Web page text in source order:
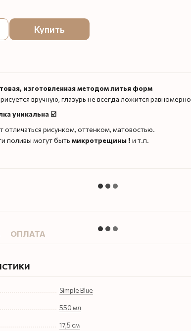
Купить
изготовленная методом литья форм
рисуется вручную, глазурь не всегда ложится равномерно
уникальна ☑️
отличаться рисунком, оттенком, матовостью.
поливы могут быть микротрещины ❗️ и т.п.
ОПЛАТА
Simple Blue
550 мл
17,5 см